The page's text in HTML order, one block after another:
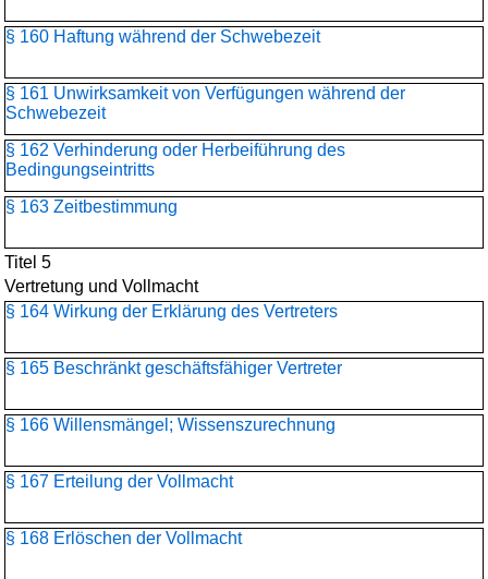
§ 160 Haftung während der Schwebezeit
§ 161 Unwirksamkeit von Verfügungen während der
Schwebezeit
§ 162 Verhinderung oder Herbeiführung des
Bedingungseintritts
§ 163 Zeitbestimmung
Titel 5
Vertretung und Vollmacht
§ 164 Wirkung der Erklärung des Vertreters
§ 165 Beschränkt geschäftsfähiger Vertreter
§ 166 Willensmängel; Wissenszurechnung
§ 167 Erteilung der Vollmacht
§ 168 Erlöschen der Vollmacht